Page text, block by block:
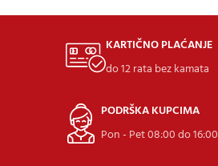
KARTIČNO PLAĆANJE
do 12 rata bez kamata
PODRŠKA KUPCIMA
Pon - Pet 08:00 do 16:00